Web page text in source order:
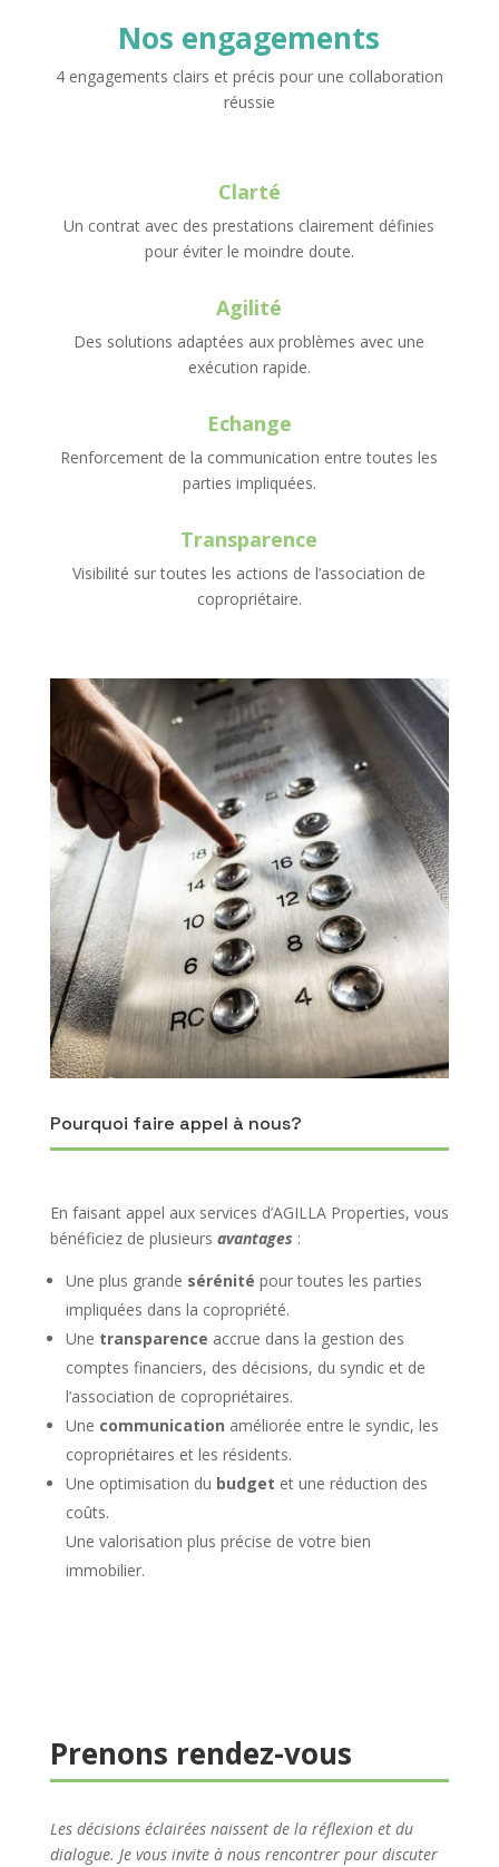
Nos engagements
4 engagements clairs et précis pour une collaboration
réussie
Clarté
Un contrat avec des prestations clairement définies
pour éviter le moindre doute.
Agilité
Des solutions adaptées aux problèmes avec une
exécution rapide.
Echange
Renforcement de la communication entre toutes les
parties impliquées.
Transparence
Visibilité sur toutes les actions de l’association de
copropriétaire.
Pourquoi faire appel à nous?
En faisant appel aux services d’AGILLA Properties, vous
bénéficiez de plusieurs avantages :
Une plus grande sérénité pour toutes les parties
impliquées dans la copropriété.
Une transparence accrue dans la gestion des
comptes financiers, des décisions, du syndic et de
l’association de copropriétaires.
Une communication améliorée entre le syndic, les
copropriétaires et les résidents.
Une optimisation du budget et une réduction des
coûts.
Une valorisation plus précise de votre bien
immobilier.
Prenons rendez-vous
Les décisions éclairées naissent de la réflexion et du
dialogue. Je vous invite à nous rencontrer pour discuter